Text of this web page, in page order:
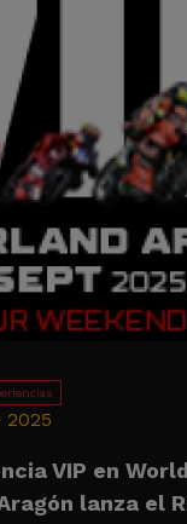
2025
VIP en
lanza el